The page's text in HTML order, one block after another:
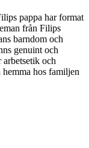
pappa har format
från Filips
barndom och
genuint och
och
hos familjen